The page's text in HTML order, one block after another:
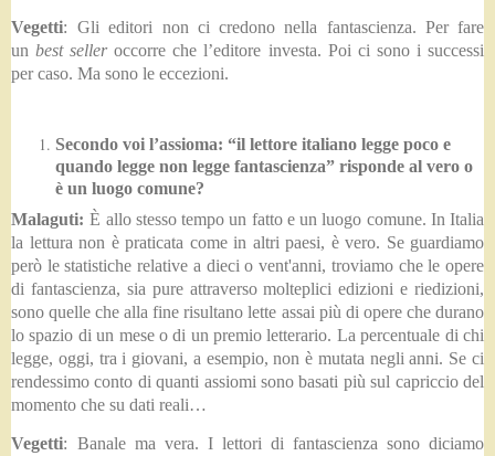
Vegetti:
Gli editori non ci credono nella fantascienza. Per fare
unbest selleroccorre che l’editore investa. Poi ci sono i successi
per caso. Ma sono le eccezioni.
Secondo voi l’assioma: “il lettore italiano legge poco e
quando legge non legge fantascienza” risponde al vero o
è un luogo comune?
Malaguti: È allo stesso tempo un fatto e un luogo comune. In Italia
la lettura non è praticata come in altri paesi, è vero. Se guardiamo
però le statistiche relative a dieci o vent'anni, troviamo che le opere
di fantascienza, sia pure attraverso molteplici edizioni e riedizioni,
sono quelle che alla fine risultano lette assai più di opere che durano
lo spazio di un mese o di un premio letterario. La percentuale di chi
legge, oggi, tra i giovani, a esempio, non è mutata negli anni. Se ci
rendessimo conto di quanti assiomi sono basati più sul capriccio del
momento che su dati reali…
Vegetti: Banale ma vera. I lettori di fantascienza sono diciamo